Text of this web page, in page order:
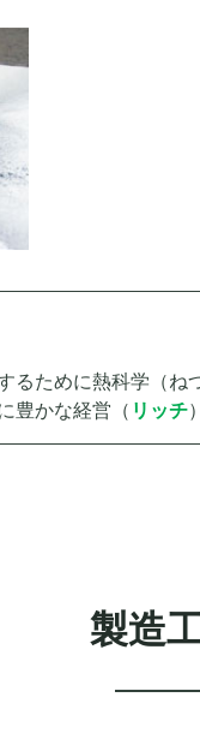
るために熱科学（ね
豊かな経営（ リッチ
製造